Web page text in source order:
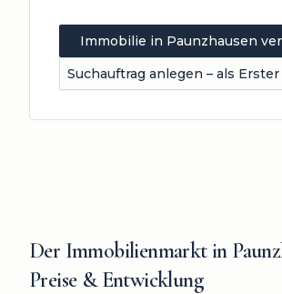
Immobilie in Paunzhausen
Suchauftrag anlegen – als
Der Immobilienmarkt in
Preise & Entwicklung